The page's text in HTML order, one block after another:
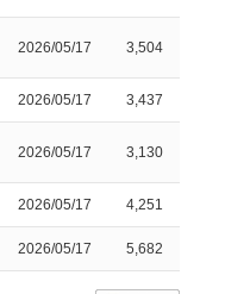
2026/05/17 3,504
2026/05/17 3,437
2026/05/17 3,130
2026/05/17 4,251
2026/05/17 5,682